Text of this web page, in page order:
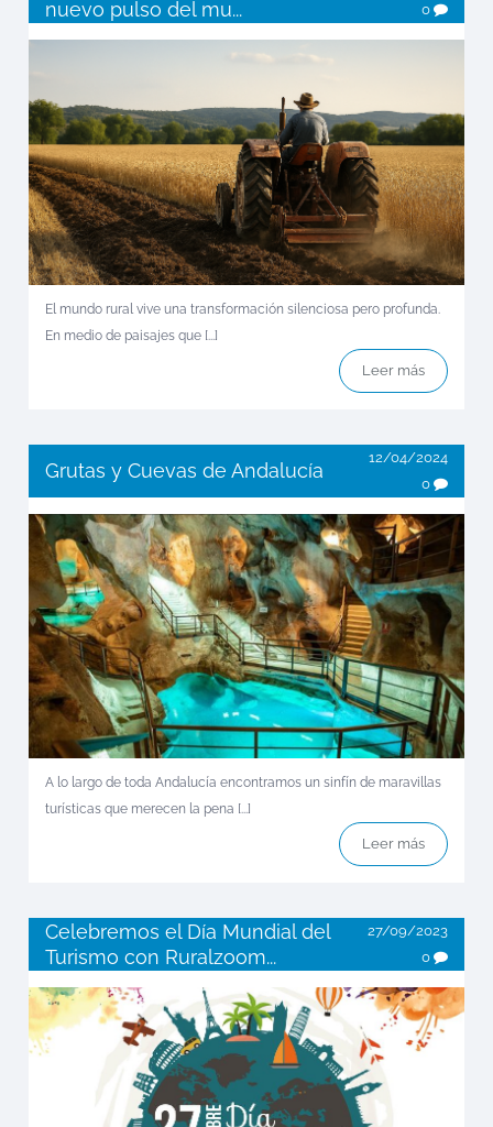
nuevo pulso del mu...
0
El mundo rural vive una transformación silenciosa pero profunda.
En medio de paisajes que [...]
Leer más
Grutas y Cuevas de Andalucía
12/04/2024
0
A lo largo de toda Andalucía encontramos un sinfín de maravillas
turísticas que merecen la pena [...]
Leer más
Celebremos el Día Mundial del
Turismo con Ruralzoom...
27/09/2023
0